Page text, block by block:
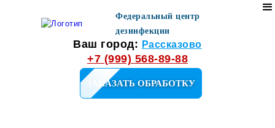
Федеральный центр
дезинфекции
Ваш город: Рассказово
+7 (999) 568-89-88
ЗАКАЗАТЬ ОБРАБОТКУ